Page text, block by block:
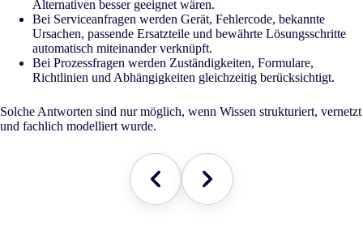
Alternativen besser geeignet wären.
Bei Serviceanfragen werden Gerät, Fehlercode, bekannte
Ursachen, passende Ersatzteile und bewährte Lösungsschritte
automatisch miteinander verknüpft.
Bei Prozessfragen werden Zuständigkeiten, Formulare,
Richtlinien und Abhängigkeiten gleichzeitig berücksichtigt.
Solche Antworten sind nur möglich, wenn Wissen strukturiert, vernetzt
und fachlich modelliert wurde.